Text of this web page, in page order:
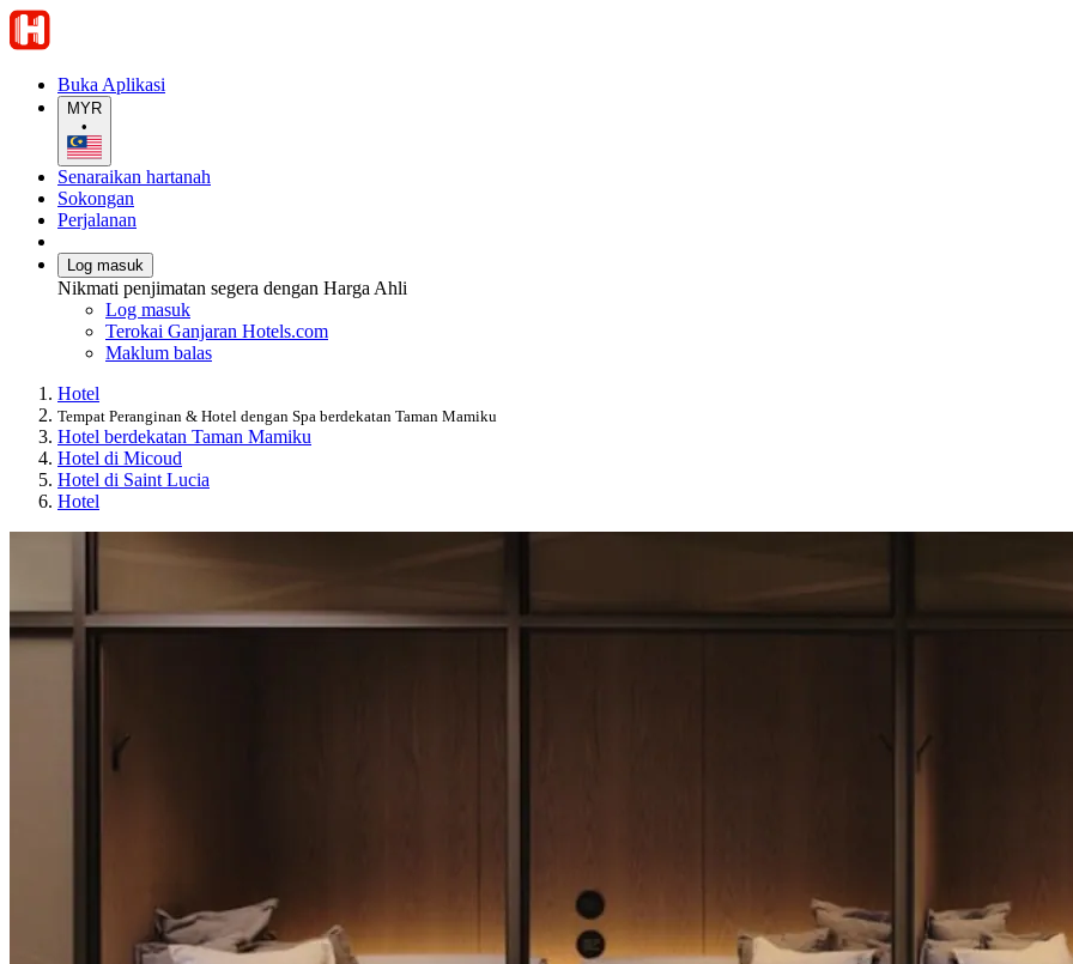
Buka Aplikasi
MYR
•
Senaraikan hartanah
Sokongan
Perjalanan
Log masuk
Nikmati penjimatan segera dengan Harga Ahli
Log masuk
Terokai Ganjaran Hotels.com
Maklum balas
Hotel
Tempat Peranginan & Hotel dengan Spa berdekatan Taman Mamiku
Hotel berdekatan Taman Mamiku
Hotel di Micoud
Hotel di Saint Lucia
Hotel